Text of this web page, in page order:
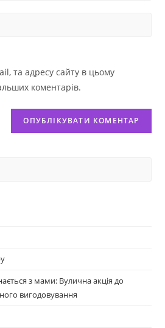
та адресу сайту в цьому
коментарів.
з мами: Вулична акція до
вигодовування